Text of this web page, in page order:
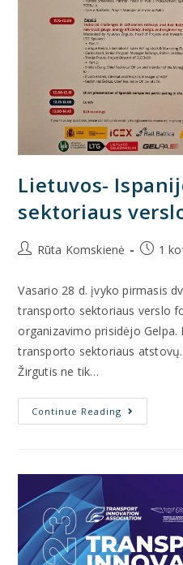
Lietuvos-
sektoriaus
Rūta Komskienė 1
Vasario 28 d. įvyko pirmasis
transporto sektoriaus verslo
organizavimo prisidėjo Gelpa.
transporto sektoriaus
Žirgutis ne tik…
Continue Reading